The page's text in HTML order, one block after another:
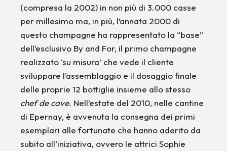
(compresa la 2002) in non più di 3.000 casse
per millesimo ma, in più, l’annata 2000 di
questo champagne ha rappresentato la “base”
dell’esclusivo By and For, il primo champagne
realizzato ‘su misura’ che vede il cliente
sviluppare l’assemblaggio e il dosaggio finale
delle proprie 12 bottiglie insieme allo stesso
chef de cave. Nell’estate del 2010, nelle cantine
di Epernay, è avvenuta la consegna dei primi
esemplari alle fortunate che hanno aderito da
subito all’iniziativa, ovvero le attrici Sophie